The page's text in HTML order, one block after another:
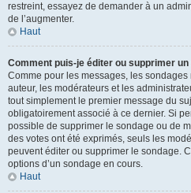
restreint, essayez de demander à un
de l’augmenter.
Haut
Comment puis-je éditer ou supprimer un
Comme pour les messages, les
auteur, les modérateurs et les
tout simplement le premier message du
obligatoirement associé à ce dernier. Si
possible de supprimer le sondage ou de
des votes ont été exprimés, seuls les
peuvent éditer ou supprimer le sondage.
options d’un sondage en cours.
Haut